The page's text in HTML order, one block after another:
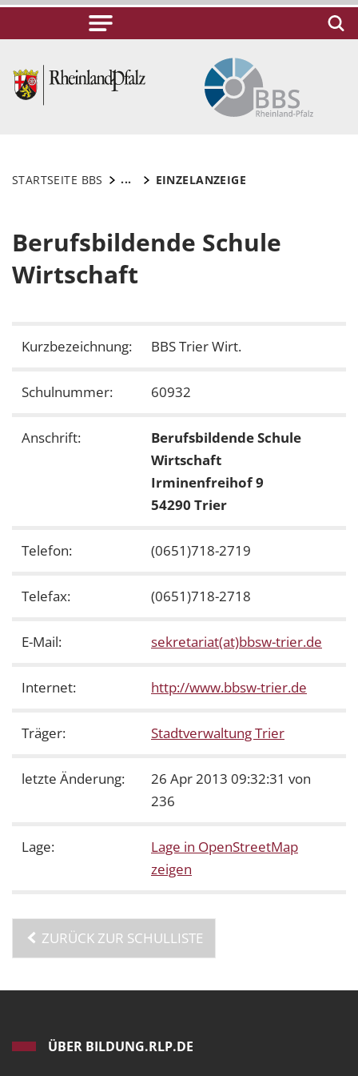
STARTSEITE BBS ... EINZELANZEIGE
Berufsbildende Schule
Wirtschaft
Kurzbezeichnung: BBS Trier Wirt.
Schulnummer: 60932
Anschrift:
Berufsbildende Schule
Wirtschaft
Irminenfreihof 9
54290 Trier
Telefon: (0651)718-2719
Telefax: (0651)718-2718
E-Mail: sekretariat(at)bbsw-trier.de
Internet: http://www.bbsw-trier.de
Träger: Stadtverwaltung Trier
letzte Änderung:
26 Apr 2013 09:32:31 von
236
Lage:
Lage in OpenStreetMap
zeigen
ZURÜCK ZUR SCHULLISTE
ÜBER BILDUNG.RLP.DE